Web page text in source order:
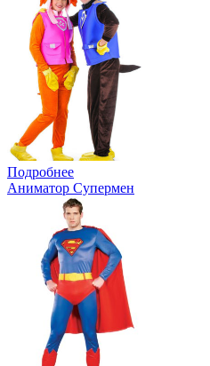
Подробнее
Аниматор Супермен